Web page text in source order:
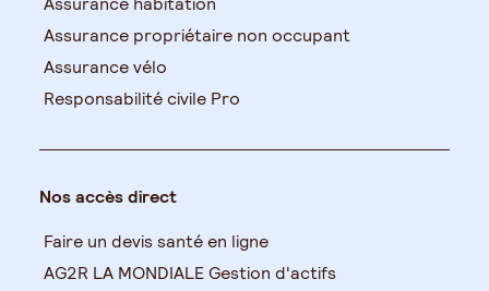
Assurance propriétaire non occupant
Assurance vélo
Responsabilité civile Pro
Nos accès direct
Faire un devis santé en ligne
AG2R LA MONDIALE Gestion d'actifs